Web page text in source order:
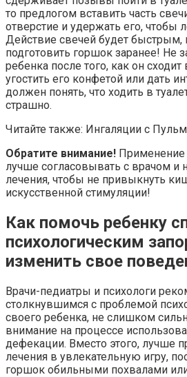
то предлогом вставить часть
отверстие и удержать его, чтобы
Действие свечей будет быстрым,
подготовить горшок заранее! Не
ребенка после того, как он
угостить его конфетой или дать
должен понять, что ходить в
страшно.
Читайте также: Ингаляции с
Обратите внимание! Применение
лучше согласовывать с врачом и
лечения, чтобы не привыкнуть
искусственной стимуляции!
Как помочь ребенку
психологическим
изменить свое
Врачи-педиатры и психологи
столкнувшимся с проблемой
своего ребенка, не слишком
внимание на процессе
дефекации. Вместо этого, лучше
лечения в увлекательную игру,
горшок обильными похвалами